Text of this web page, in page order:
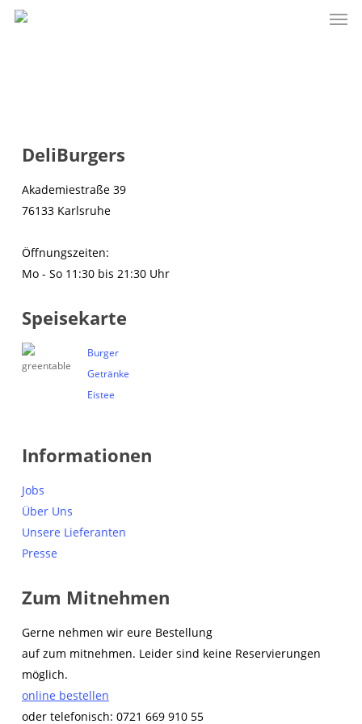
Skip
DeliBurgers
Akademiestraße 39
76133 Karlsruhe
Öffnungszeiten:
Mo - So 11:30 bis 21:30 Uhr
Speisekarte
Burger
Getränke
Eistee
Informationen
Jobs
Über Uns
Unsere Lieferanten
Presse
Zum Mitnehmen
Gerne nehmen wir eure Bestellung
auf zum mitnehmen. Leider sind keine Reservierungen
möglich.
online bestellen
oder telefonisch: 0721 669 910 55